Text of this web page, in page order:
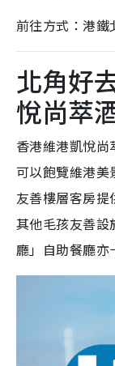
前往方式：港鐵
北角好
悅尚萃
香港維港凱悅
可以飽覽維港
友善樓層客房
其他毛孩友善
廳」自助餐廳亦